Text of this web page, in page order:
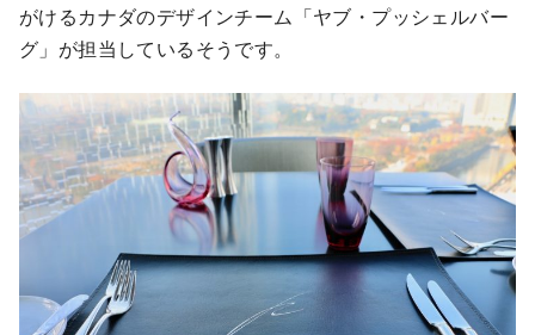
がけるカナダのデザインチーム「ヤブ・プッシェルバー
グ」が担当しているそうです。